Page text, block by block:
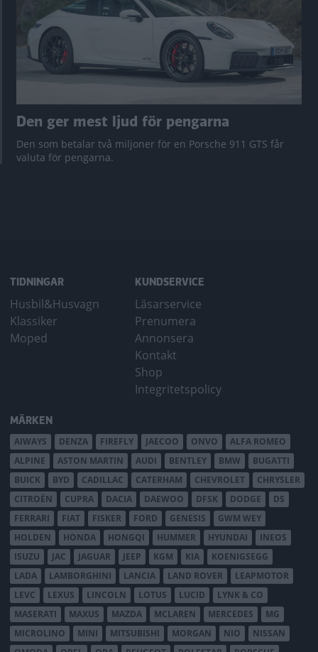
Den ger mest ljud för pengarna
Den som betalar två miljoner för en Porsche 911 GTS får
valuta för pengarna.
TIDNINGAR
Husbil&Husvagn
Klassiker
Moped
KUNDSERVICE
Läsarservice
Prenumera
Annonsera
Kontakt
Shop
Integritetspolicy
MÄRKEN
AIWAYS DENZA FIREFLY JAECOO ONVO
ALFA ROMEO
ALPINE
ASTON MARTIN AUDI BENTLEY BMW
BUGATTI
BUICK
BYD CADILLAC CATERHAM CHEVROLET
CHRYSLER
CITROËN
CUPRA DACIA DAEWOO DFSK DODGE
DS
FERRARI
FIAT FISKER FORD GENESIS
GWM WEY
HOLDEN
HONDA HONGQI HUMMER HYUNDAI
INEOS
ISUZU
JAC JAGUAR JEEP KGM KIA
KOENIGSEGG
LADA
LAMBORGHINI LANCIA LAND ROVER
LEAPMOTOR
LEVC
LEXUS LINCOLN LOTUS LUCID
LYNK & CO
MASERATI
MAXUS MAZDA MCLAREN MERCEDES
MG
MICROLINO
MINI MITSUBISHI MORGAN NIO
NISSAN